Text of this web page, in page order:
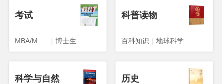
考试
|
科普读物
百科知识 | 地球科学
科学与自然 历史